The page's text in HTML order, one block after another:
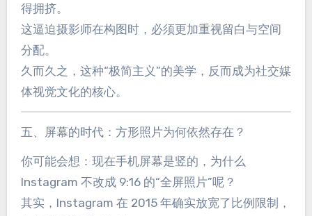
得拥挤。
这逼迫摄影师在构图时，必须更加重视留白与空间
分配。
久而久之，这种“极简主义”的美学，反而成为社交媒
体视觉文化的核心。
五、屏幕的时代：方形照片为何依然存在？
你可能会想：现在手机屏幕是竖的，为什么
Instagram 不改成 9:16 的“全屏照片”呢？
其实，Instagram 在 2015 年确实放宽了比例限制，